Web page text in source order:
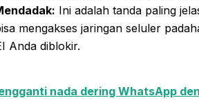
Ini adalah tanda paling
mengakses jaringan seluler
Anda diblokir.
nada dering WhatsApp